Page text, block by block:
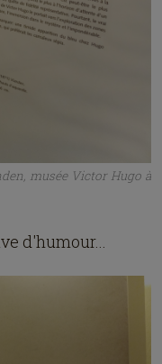
musée Victor Hugo à
une petite partie
sur trois étages :
dévorerait les
heures pour tout
la photo
🙂. Je n'ai pas
extraits. Mais si
halte que je ne
cet article, y compris la